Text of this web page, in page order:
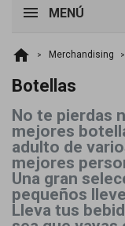
MENÚ
home Merchandising
Botellas
No te pierdas
mejores
adulto de
mejores
Una gran
pequeños
Lleva tus